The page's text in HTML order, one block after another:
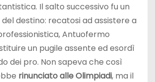
Il salto successivo fu un
destino: recatosi ad assistere a
Antuofermo
un pugile assente ed esordì
dei pro. Non sapeva che così
rinunciato alle Olimpiadi, ma il